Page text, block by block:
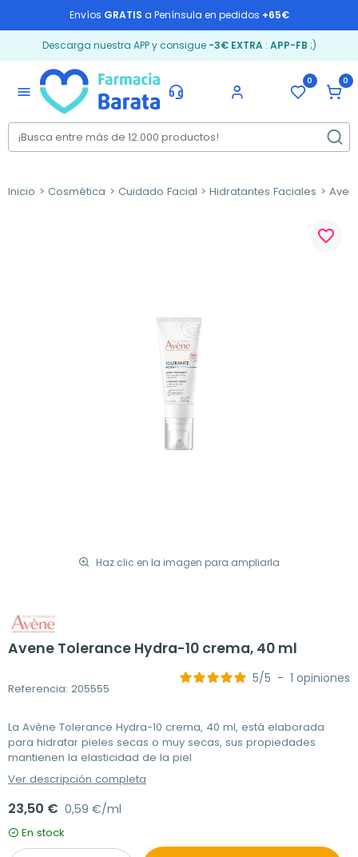
Envíos GRATIS a Península en pedidos +65€
Descarga nuestra APP y consigue -3€ EXTRA: APP-FB ;)
menu
0 0
Inicio Cosmética Cuidado Facial Hidratantes Faciales
Haz clic en la imagen para ampliarla
favorite_border
Avene Tolerance Hydra-10 crema, 40 ml
Referencia: 205555
5/5 - 1 opiniones
La Avène Tolerance Hydra-10 crema, 40 ml, está elaborada
para hidratar pieles secas o muy secas, sus propiedades
mantienen la elasticidad de la piel
Ver descripción completa
23,50 € 0,59 €/ml
En stock